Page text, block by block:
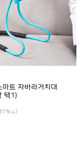
거치대 1개(색상랜덤)
)